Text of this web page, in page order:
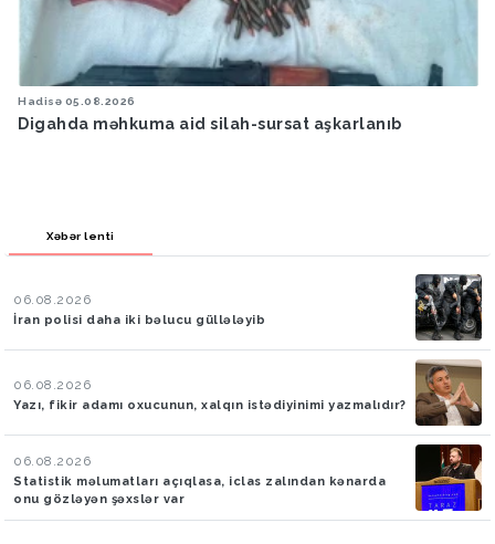
Hadisə 05.08.2026
Digahda məhkuma aid silah-sursat aşkarlanıb
Xəbər lenti
06.08.2026
İran polisi daha iki bəlucu güllələyib
06.08.2026
Yazı, fikir adamı oxucunun, xalqın istədiyinimi yazmalıdır?
06.08.2026
Statistik məlumatları açıqlasa, iclas zalından kənarda
onu gözləyən şəxslər var